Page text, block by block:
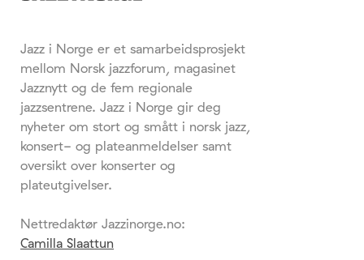
Jazz i Norge er et samarbeidsprosjekt
mellom Norsk jazzforum, magasinet
Jazznytt og de fem regionale
jazzsentrene. Jazz i Norge gir deg
nyheter om stort og smått i norsk jazz,
konsert- og plateanmeldelser samt
oversikt over konserter og
plateutgivelser.
Nettredaktør Jazzinorge.no:
Camilla Slaattun